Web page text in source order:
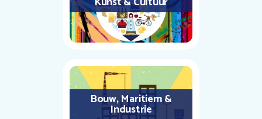
Bouw, Maritiem &
Industrie